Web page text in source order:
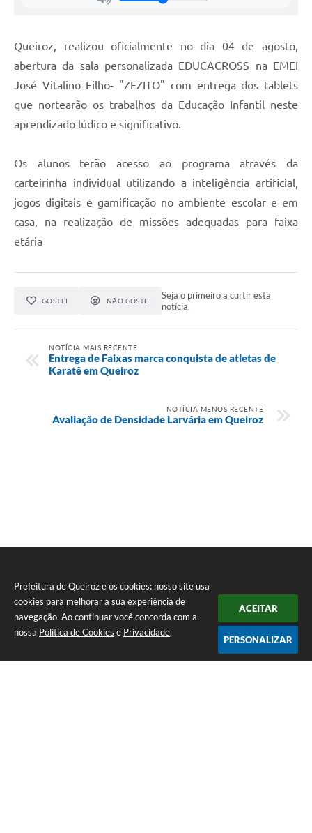
Prefeitura de Queiroz e os cookies: nosso site usa
cookies para melhorar a sua experiência de
navegação. Ao continuar você concorda com a
nossa Política de Cookies e Privacidade.
ACEITAR
PERSONALIZAR
Queiroz, realizou oficialmente no dia 04 de agosto,
abertura da sala personalizada EDUCACROSS na EMEI
José Vitalino Filho- "ZEZITO" com entrega dos tablets
que nortearão os trabalhos da Educação Infantil neste
aprendizado lúdico e significativo.
Os alunos terão acesso ao programa através da
carteirinha individual utilizando a inteligência artificial,
jogos digitais e gamificação no ambiente escolar e em
casa, na realização de missões adequadas para faixa
etária
GOSTEI NÃO GOSTEI
Seja o primeiro a curtir esta
notícia.
NOTÍCIA MAIS RECENTE
Entrega de Faixas marca conquista de atletas de
Karatê em Queiroz
NOTÍCIA MENOS RECENTE
Avaliação de Densidade Larvária em Queiroz